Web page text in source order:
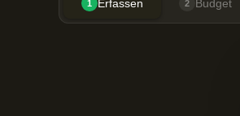
1 Erfassen 2 Budget